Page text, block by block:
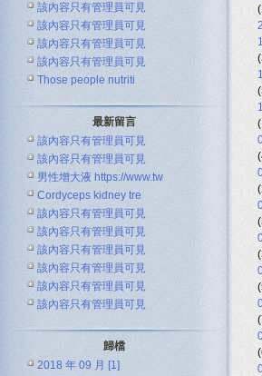
該內容只有管理員可見
該內容只有管理員可見
該內容只有管理員可見
該內容只有管理員可見
Those people nutriti
最新留言
該內容只有管理員可見
該內容只有管理員可見
男性增大液 https://www.tw
Cordyceps kidney tre
該內容只有管理員可見
該內容只有管理員可見
該內容只有管理員可見
該內容只有管理員可見
該內容只有管理員可見
該內容只有管理員可見
歸檔
2018 年 09 月 [1]